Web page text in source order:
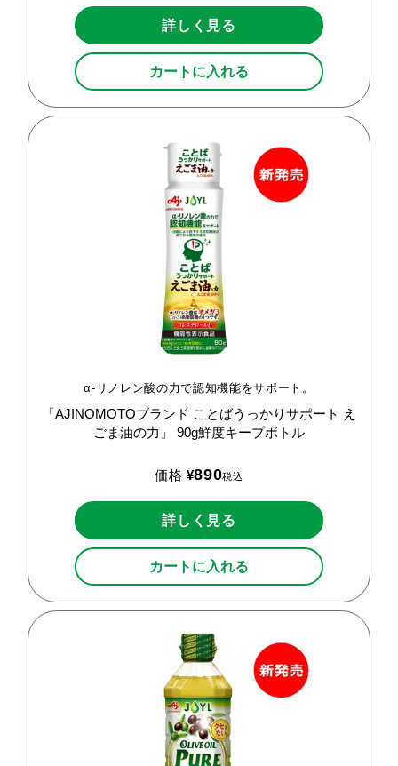
詳しく見る
カートに入れる
α-リノレン酸の力で認知機能をサポート。
「AJINOMOTOブランド ことばうっかりサポート え
ごま油の力」 90g鮮度キープボトル
価格 ¥890税込
詳しく見る
カートに入れる